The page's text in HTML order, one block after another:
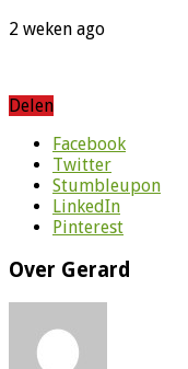
2 weken ago
Delen
Facebook
Twitter
Stumbleupon
LinkedIn
Pinterest
Over Gerard